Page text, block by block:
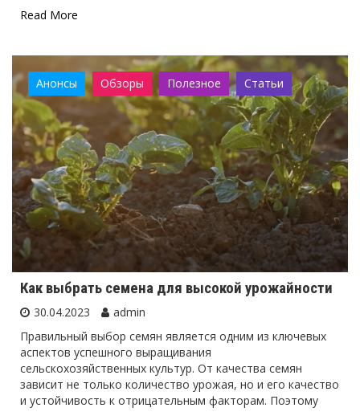
Read More
Анонсы Обзоры Полезное Статьи
Как выбрать семена для высокой урожайности
30.04.2023
admin
Правильный выбор семян является одним из ключевых
аспектов успешного выращивания
сельскохозяйственных культур. От качества семян
зависит не только количество урожая, но и его качество
и устойчивость к отрицательным факторам. Поэтому